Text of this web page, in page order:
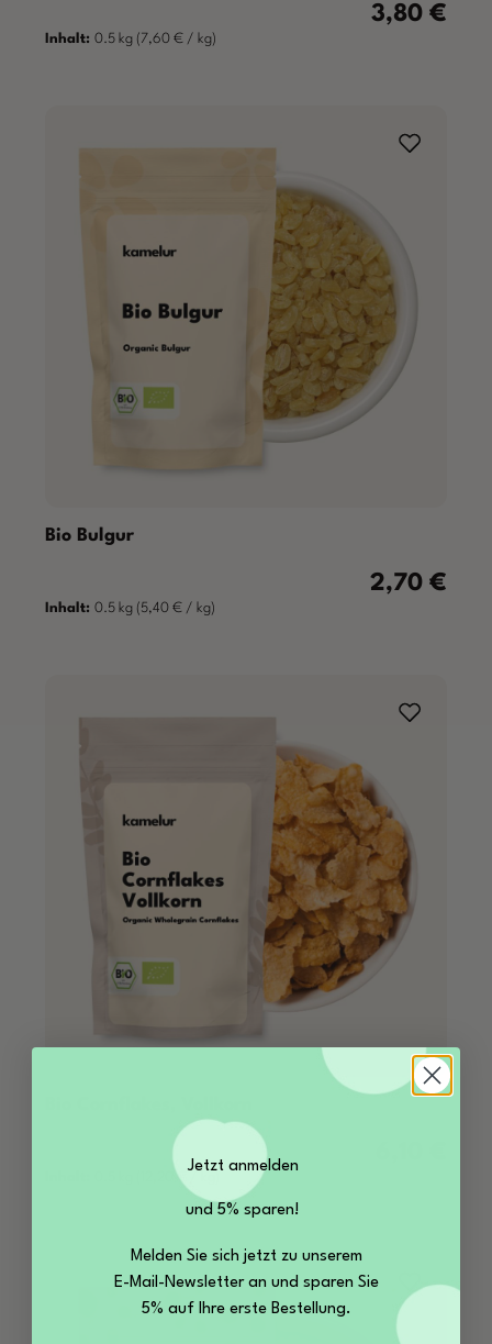
Regulärer
3,80 €
Inhalt: 0.5 kg (7,60 € / kg)
Bio Bulgur
Regulärer
2,70 €
Inhalt: 0.5 kg (5,40 € / kg)
(12,20 € / kg)
Jetzt anmelden
und 5% sparen!
Melden Sie sich jetzt zu unserem
E-Mail-Newsletter an und sparen Sie
5% auf Ihre erste Bestellung.